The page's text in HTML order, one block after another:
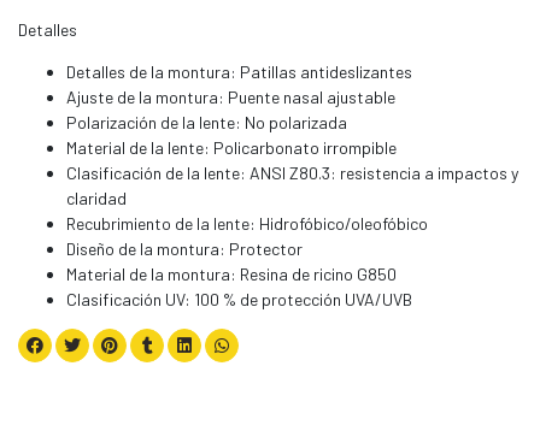
Detalles
Detalles de la montura: Patillas antideslizantes
Ajuste de la montura: Puente nasal ajustable
Polarización de la lente: No polarizada
Material de la lente: Policarbonato irrompible
Clasificación de la lente: ANSI Z80.3: resistencia a impactos y
claridad
Recubrimiento de la lente: Hidrofóbico/oleofóbico
Diseño de la montura: Protector
Material de la montura: Resina de ricino G850
Clasificación UV: 100 % de protección UVA/UVB